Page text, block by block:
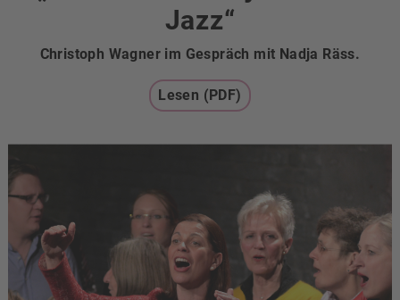
Jazz“
Christoph Wagner im Gespräch mit Nadja Räss.
Lesen (PDF)